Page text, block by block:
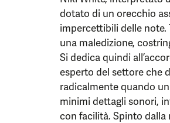
dotato di un orecchio
impercettibili delle note.
una maledizione,
Si dedica quindi
esperto del settore che
radicalmente quando
minimi dettagli sonori,
con facilità. Spinto dalla